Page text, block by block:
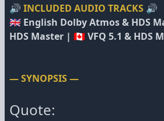
🔊 INCLUDED AUDIO TRACKS 🔊
🇬🇧 English Dolby Atmos & HDS
HDS Master | 🇨🇦 VFQ 5.1 & HDS
— SYNOPSIS —
Quote: